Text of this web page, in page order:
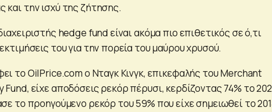
την ισχύ της ζήτησης.
hedge fund είναι ακόμα πιο επιθετικός σε ό,τι
του για την πορεία του μαύρου χρυσού.
το OilPrice.com ο Νταγκ Κινγκ, επικεφαλής του Merchant
είχε αποδόσεις ρεκόρ πέρυσι, κερδίζοντας 74% το
το προηγούμενο ρεκόρ του 59% που είχε σημειωθεί το